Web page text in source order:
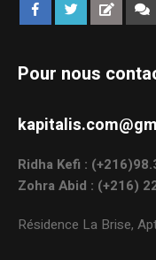
Pour nous
Ridha Kefi :
Zohra Abid : (+216)
Résidence La Brise,